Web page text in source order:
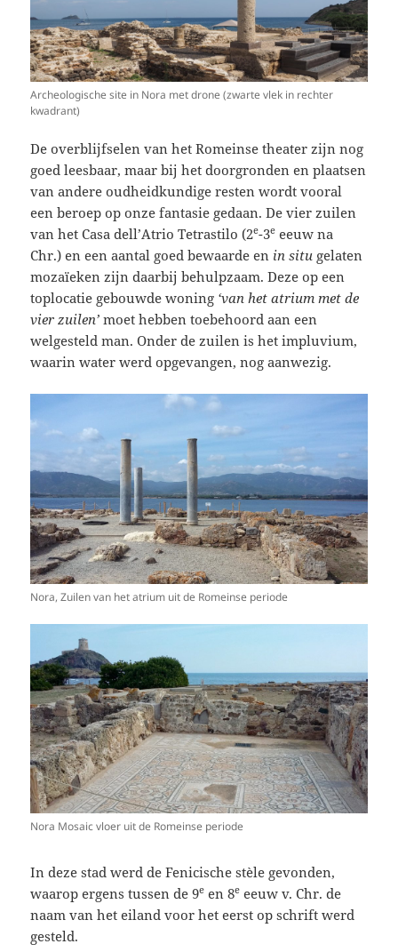
Archeologische site in Nora met drone (zwarte vlek in rechter
kwadrant)
De overblijfselen van het Romeinse theater zijn nog
goed leesbaar, maar bij het doorgronden en plaatsen
van andere oudheidkundige resten wordt vooral
een beroep op onze fantasie gedaan. De vier zuilen
van het Casa dell’Atrio Tetrastilo (2e-3e eeuw na
Chr.) en een aantal goed bewaarde en in situ gelaten
mozaïeken zijn daarbij behulpzaam. Deze op een
toplocatie gebouwde woning ‘van het atrium met de
vier zuilen’ moet hebben toebehoord aan een
welgesteld man. Onder de zuilen is het impluvium,
waarin water werd opgevangen, nog aanwezig.
Nora, Zuilen van het atrium uit de Romeinse periode
Nora Mosaic vloer uit de Romeinse periode
In deze stad werd de Fenicische stèle gevonden,
waarop ergens tussen de 9e en 8e eeuw v. Chr. de
naam van het eiland voor het eerst op schrift werd
gesteld.